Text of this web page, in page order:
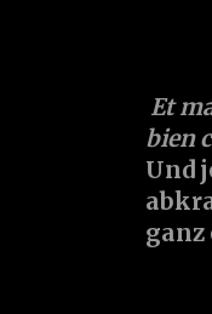
Et
bien
Und
ganz